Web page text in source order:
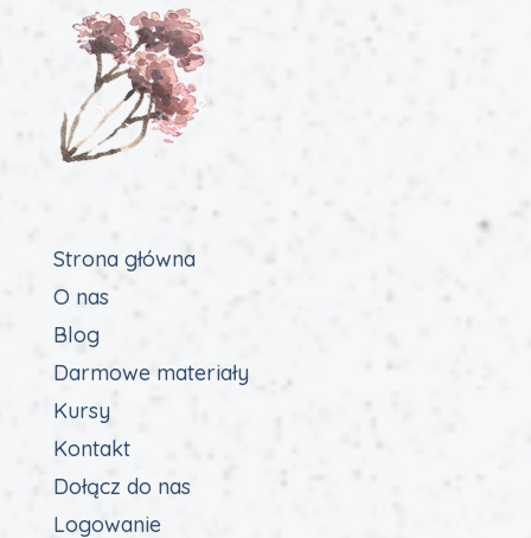
Strona główna
O nas
Blog
Darmowe materiały
Kursy
Kontakt
Dołącz do nas
Logowanie